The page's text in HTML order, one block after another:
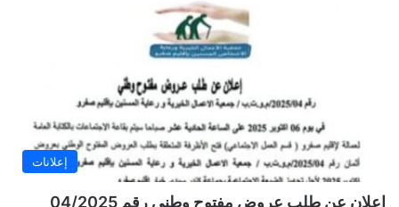
إعلانات
إعلان عن طلب عروض مفتوح وطني رقم 04/2025